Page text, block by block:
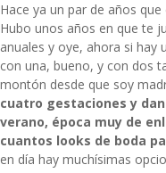
Hace ya un par de años
Hubo unos años en que te
anuales y oye, ahora si hay
con una, bueno, y con dos
montón desde que soy
cuatro gestaciones y
verano, época muy de
cuantos looks de boda
en día hay muchísimas